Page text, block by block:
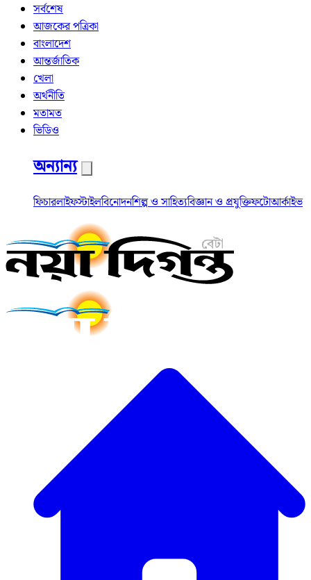
সর্বশেষ
আজকের পত্রিকা
বাংলাদেশ
আন্তর্জাতিক
খেলা
অর্থনীতি
মতামত
ভিডিও
অন্যান্য
ফিচারলাইফস্টাইলবিনোদনশিল্প ও সাহিত্যবিজ্ঞান ও প্রযুক্তিফটোআর্কাইভ